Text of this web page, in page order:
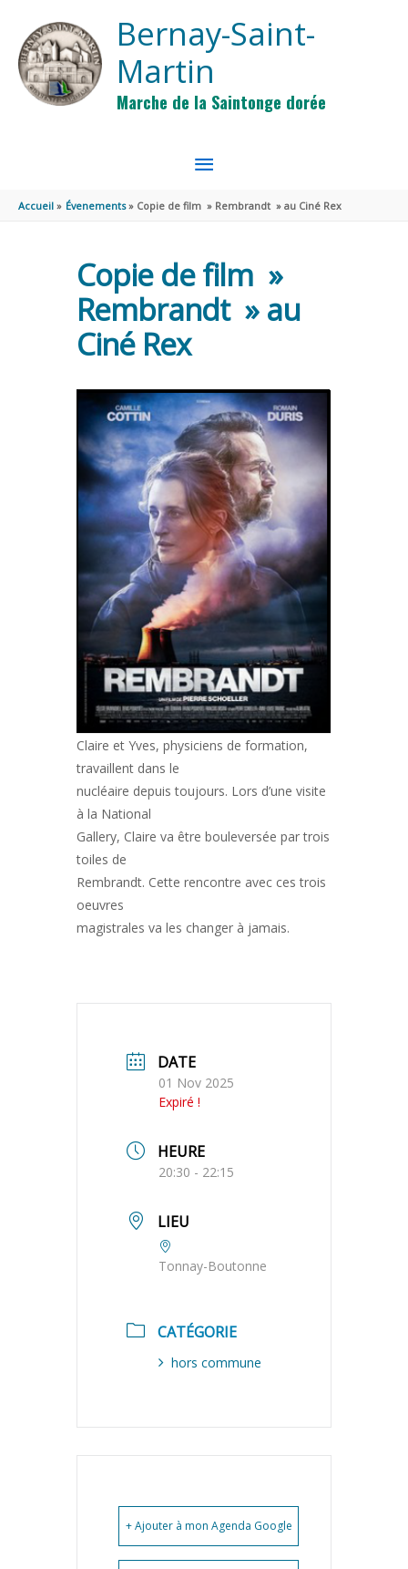
Bernay-Saint-
Martin
Marche de la Saintonge dorée
MENU
PRINCIPAL
Accueil Évenements Copie de film » Rembrandt » au Ciné Rex
Copie de film »
Rembrandt » au
Ciné Rex
Claire et Yves, physiciens de formation,
travaillent dans le
nucléaire depuis toujours. Lors d’une visite
à la National
Gallery, Claire va être bouleversée par trois
toiles de
Rembrandt. Cette rencontre avec ces trois
oeuvres
magistrales va les changer à jamais.
DATE
01 Nov 2025
Expiré !
HEURE
20:30 - 22:15
LIEU
Tonnay-Boutonne
CATÉGORIE
hors commune
+ Ajouter à mon Agenda Google